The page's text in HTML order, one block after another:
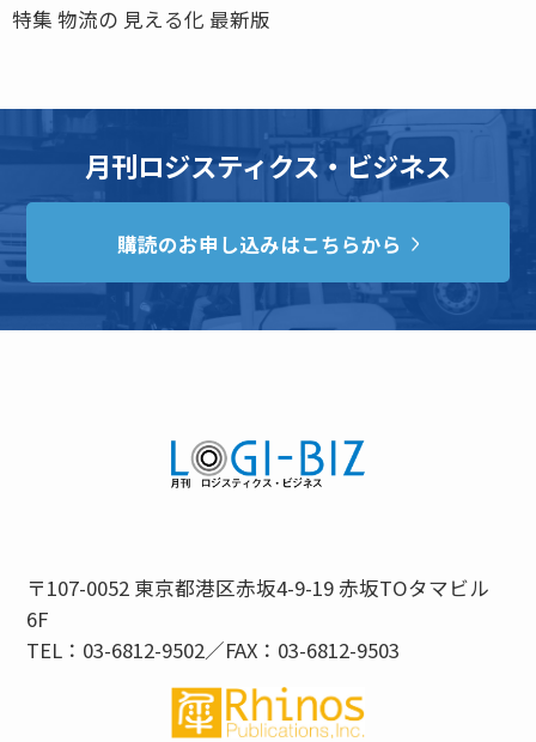
特集 物流の 見える化 最新版
月刊ロジスティクス・ビジネス
購読のお申し込みはこちらから
〒107-0052 東京都港区赤坂4-9-19 赤坂TOタマビル
6F
TEL：03-6812-9502／FAX：03-6812-9503